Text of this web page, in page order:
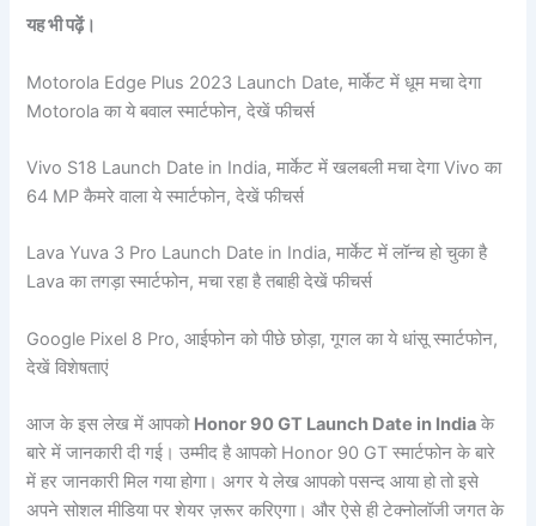
यह भी पढ़ें।
Motorola Edge Plus 2023 Launch Date, मार्केट में धूम मचा देगा
Motorola का ये बवाल स्मार्टफोन, देखें फीचर्स
Vivo S18 Launch Date in India, मार्केट में खलबली मचा देगा Vivo का
64 MP कैमरे वाला ये स्मार्टफोन, देखें फीचर्स
Lava Yuva 3 Pro Launch Date in India, मार्केट में लॉन्च हो चुका है
Lava का तगड़ा स्मार्टफोन, मचा रहा है तबाही देखें फीचर्स
Google Pixel 8 Pro, आईफोन को पीछे छोड़ा, गूगल का ये धांसू स्मार्टफोन,
देखें विशेषताएं
आज के इस लेख में आपको Honor 90 GT Launch Date in India के
बारे में जानकारी दी गई। उम्मीद है आपको Honor 90 GT स्मार्टफोन के बारे
में हर जानकारी मिल गया होगा। अगर ये लेख आपको पसन्द आया हो तो इसे
अपने सोशल मीडिया पर शेयर ज़रूर करिएगा। और ऐसे ही टेक्नोलॉजी जगत के